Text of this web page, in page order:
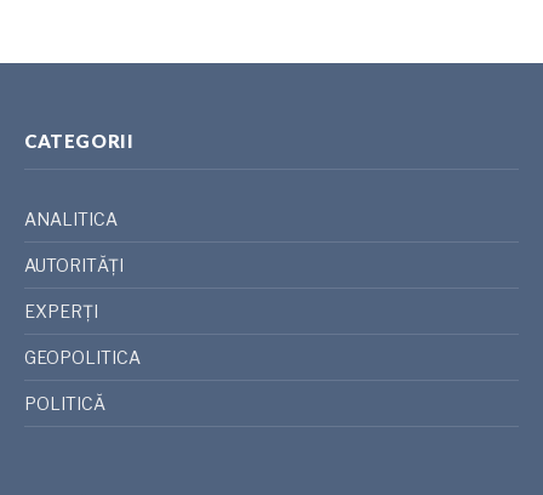
CATEGORII
ANALITICA
AUTORITĂȚI
EXPERȚI
GEOPOLITICA
POLITICĂ